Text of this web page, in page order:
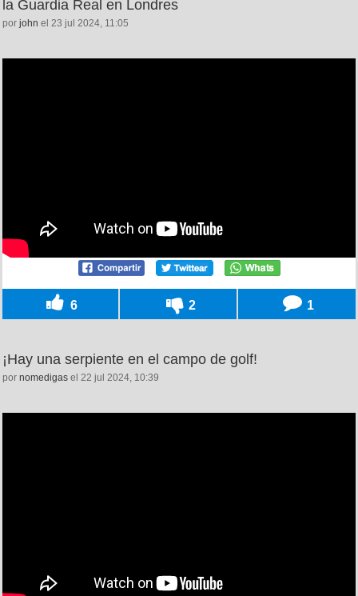
la Guardia Real en Londres
por john el 23 jul 2024, 11:05
6 2 1
¡Hay una serpiente en el campo de golf!
por nomedigas el 22 jul 2024, 10:39